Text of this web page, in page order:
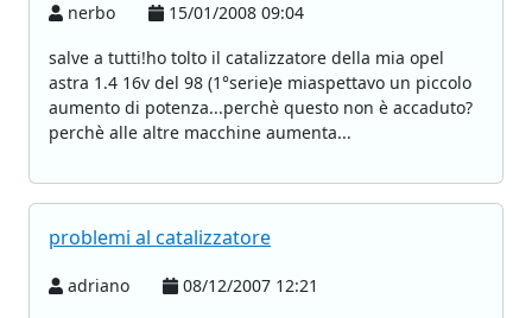
nerbo
15/01/2008 09:04
salve a tutti!ho tolto il catalizzatore della mia opel
astra 1.4 16v del 98 (1°serie)e miaspettavo un piccolo
aumento di potenza...perchè questo non è accaduto?
perchè alle altre macchine aumenta...
problemi al catalizzatore
adriano
08/12/2007 12:21